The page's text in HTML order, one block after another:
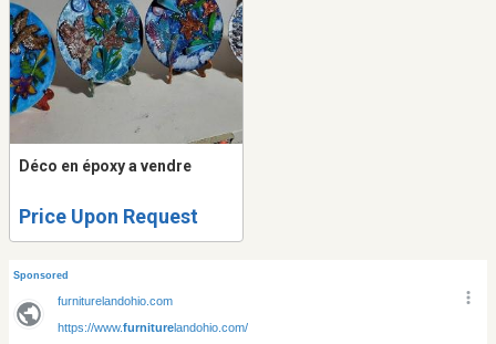
Déco en époxy a vendre
Price Upon Request